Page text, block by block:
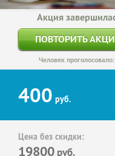
Акция
ПОВТОРИТЬ
Человек
400 руб.
Цена без скидки:
19800 руб.